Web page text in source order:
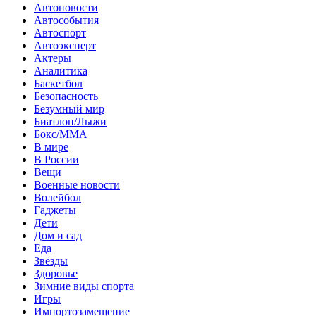
Автоновости
Автособытия
Автоспорт
Автоэксперт
Актеры
Аналитика
Баскетбол
Безопасность
Безумный мир
Биатлон/Лыжи
Бокс/MMA
В мире
В России
Вещи
Военные новости
Волейбол
Гаджеты
Дети
Дом и сад
Еда
Звёзды
Здоровье
Зимние виды спорта
Игры
Импортозамещение